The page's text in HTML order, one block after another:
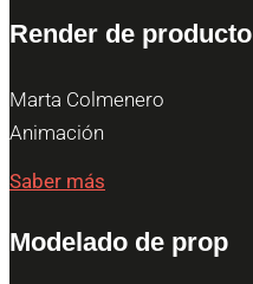
Render de producto
Marta Colmenero
Animación
Saber más
Modelado de prop